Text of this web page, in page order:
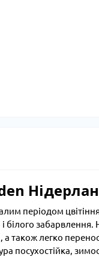
періодом
білого
також легко
посухостійка,